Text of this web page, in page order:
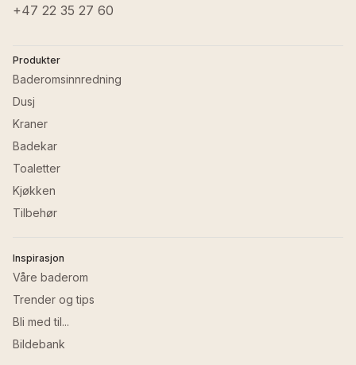
+47 22 35 27 60
Produkter
Baderomsinnredning
Dusj
Kraner
Badekar
Toaletter
Kjøkken
Tilbehør
Inspirasjon
Våre baderom
Trender og tips
Bli med til...
Bildebank